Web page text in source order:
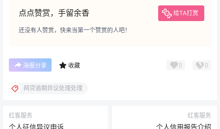
点点赞赏，手留余香 给TA打赏
还没有人赞赏，快来当第一个赞赏的人吧！
海报分享 收藏 0 0
网贷逾期异议处理处理
红客服务
个人征信异议申诉
红客服务
个人信用报告介绍